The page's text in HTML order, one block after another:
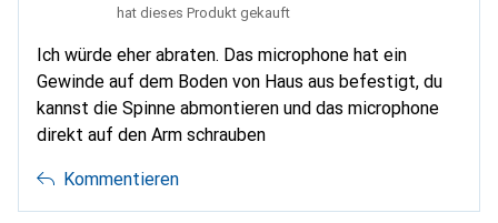
hat dieses Produkt gekauft
Ich würde eher abraten. Das microphone hat ein
Gewinde auf dem Boden von Haus aus befestigt, du
kannst die Spinne abmontieren und das microphone
direkt auf den Arm schrauben
Kommentieren